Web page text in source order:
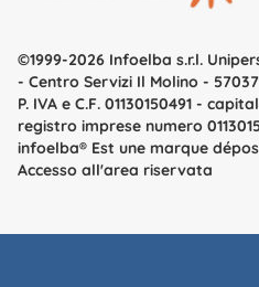
©1999-2026 Infoelba s.r.l.
- Centro Servizi Il Molino -
P. IVA e C.F. 01130150491 -
registro imprese numero
infoelba® Est une marque
Accesso all'area riservata